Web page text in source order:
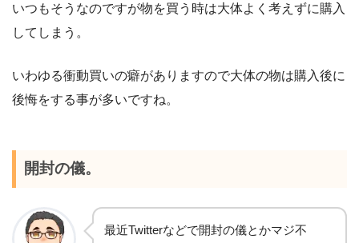
いつもそうなのですが物を買う時は大体よく考えずに購入
してしまう。
いわゆる衝動買いの癖がありますので大体の物は購入後に
後悔をする事が多いですね。
開封の儀。
最近Twitterなどで開封の儀とかマジ不